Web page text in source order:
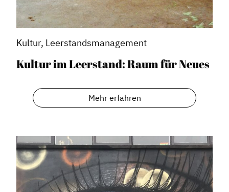
Kultur, Leerstandsmanagement
Kultur im Leerstand: Raum für Neues
Mehr erfahren